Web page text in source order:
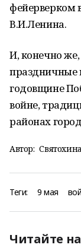
фейерверком
В.И.Ленина.
И, конечно
праздничные
годовщине
войне,
районах
Автор:
Теги: 9 мая
Читайте